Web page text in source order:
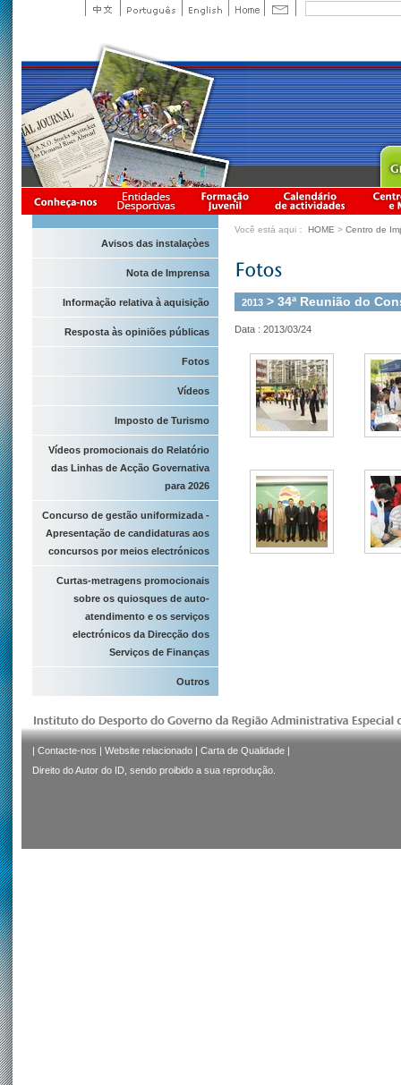
Avisos das instalaçòes
Nota de Imprensa
Informação relativa à aquisição
Resposta às opiniões públicas
Fotos
Vídeos
Imposto de Turismo
Vídeos promocionais do Relatório
das Linhas de Acção Governativa
para 2026
Concurso de gestão uniformizada -
Apresentação de candidaturas aos
concursos por meios electrónicos
Curtas-metragens promocionais
sobre os quiosques de auto-
atendimento e os serviços
electrónicos da Direcção dos
Serviços de Finanças
Outros
Você está aqui： HOME > Centro de
2013 > 34ª Reunião do
Data : 2013/03/24
| Contacte-nos | Website relacionado | Carta de Qualidade |
Direito do Autor do ID, sendo proibido a sua reprodução.